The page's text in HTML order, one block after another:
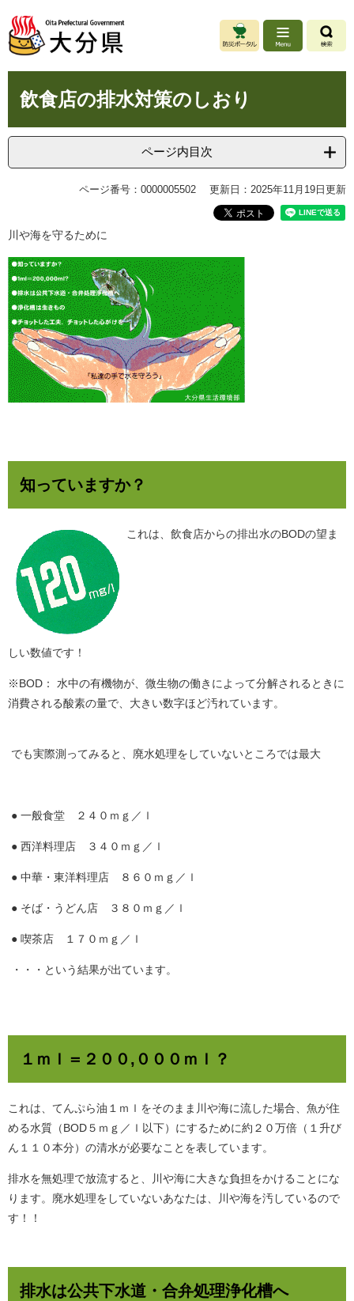
ジ
先
。
ュ
を
て
飲食店の排水対策のしおり
ページ内目次
ページ番号：0000005502 更新日：2025年11月19日更新
川や海を守るために
知っていますか？
これは、飲食店からの排出水のBODの望ま
しい数値です！
※BOD： 水中の有機物が、微生物の働きによって分解されるときに
消費される酸素の量で、大きい数字ほど汚れています。
でも実際測ってみると、廃水処理をしていないところでは最大
● 一般食堂 ２４０ｍｇ／ｌ
● 西洋料理店 ３４０ｍｇ／ｌ
● 中華・東洋料理店 ８６０ｍｇ／ｌ
● そば・うどん店 ３８０ｍｇ／ｌ
● 喫茶店 １７０ｍｇ／ｌ
・・・という結果が出ています。
１ｍｌ＝２００,０００ｍｌ？
これは、てんぷら油１ｍｌをそのまま川や海に流した場合、魚が住
める水質（BOD５ｍｇ／ｌ以下）にするために約２０万倍（１升び
ん１１０本分）の清水が必要なことを表しています。
排水を無処理で放流すると、川や海に大きな負担をかけることにな
ります。廃水処理をしていないあなたは、川や海を汚しているので
す！！
排水は公共下水道・合弁処理浄化槽へ